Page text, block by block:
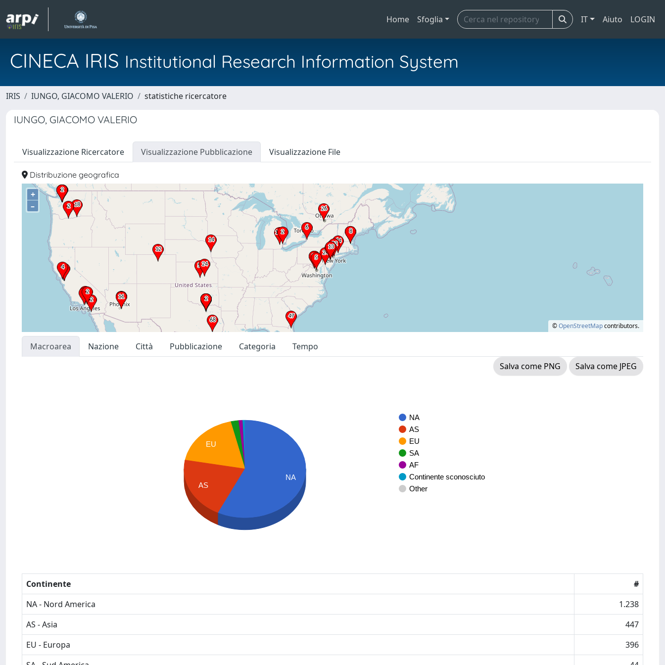
Home Sfoglia IT Aiuto LOGIN
CINECA IRIS Institutional Research Information System
IRIS IUNGO, GIACOMO VALERIO statistiche ricercatore
IUNGO, GIACOMO VALERIO
Visualizzazione Ricercatore Visualizzazione Pubblicazione Visualizzazione File
Distribuzione geografica
+
–
©OpenStreetMapcontributors.
Macroarea Nazione Città Pubblicazione Categoria
Tempo
Salva come PNG
Salva come JPEG
NA
AS
EU
SA
AF
Continente sconosciuto
Other
EU
AS
NA
Continente
#
NA - Nord America
1.238
AS - Asia
447
EU - Europa
396